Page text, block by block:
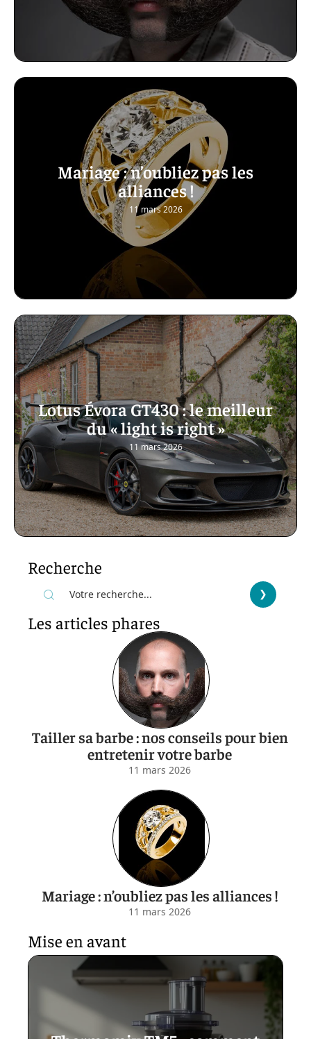
Mariage : n’oubliez pas les
alliances !
11 mars 2026
Lotus Évora GT430 : le meilleur
du « light is right »
11 mars 2026
Recherche
Les articles phares
Tailler sa barbe : nos conseils pour bien
entretenir votre barbe
11 mars 2026
Mariage : n’oubliez pas les alliances !
11 mars 2026
Mise en avant